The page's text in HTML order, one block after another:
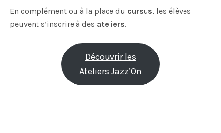
En complément ou à la place du cursus, les élèves
peuvent s’inscrire à des ateliers.
Découvrir les
Ateliers Jazz’On